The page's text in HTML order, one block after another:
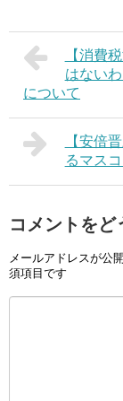
【消費
はない
について
【安倍
るマス
コメントをど
メールアドレスが公
須項目です